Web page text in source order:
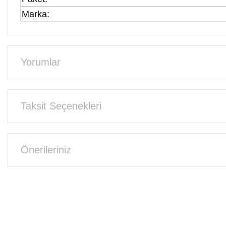
Marka:
Yorumlar
Taksit Seçenekleri
Önerileriniz